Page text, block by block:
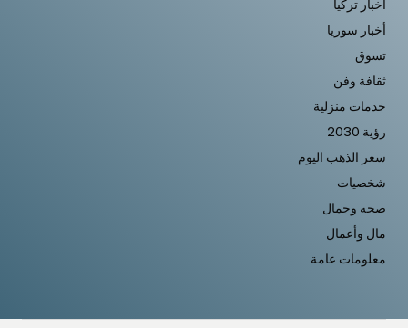
أخبار تركيا
أخبار سوريا
تسوق
ثقافة وفن
خدمات منزلية
رؤية 2030
سعر الذهب اليوم
شخصيات
صحه وجمال
مال وأعمال
معلومات عامة